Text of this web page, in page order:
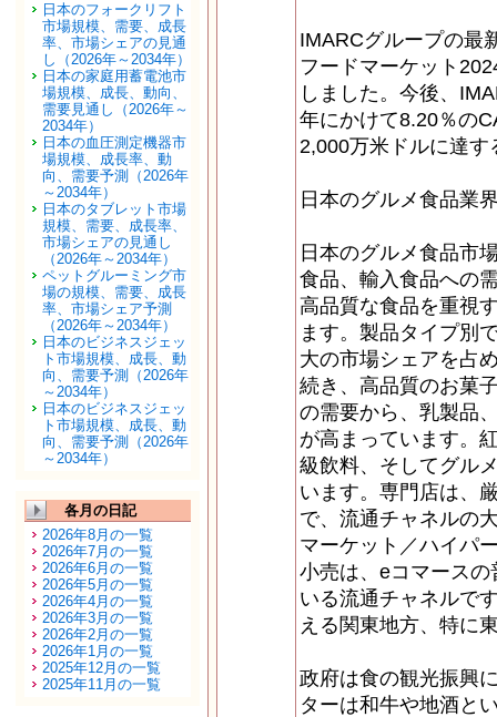
日本のフォークリフト
市場規模、需要、成長
率、市場シェアの見通
し（2026年～2034年）
日本の家庭用蓄電池市
場規模、成長、動向、
需要見通し（2026年～
2034年）
日本の血圧測定機器市
場規模、成長率、動
向、需要予測（2026年
～2034年）
日本のタブレット市場
規模、需要、成長率、
市場シェアの見通し
（2026年～2034年）
ペットグルーミング市
場の規模、需要、成長
率、市場シェア予測
（2026年～2034年）
日本のビジネスジェッ
ト市場規模、成長、動
向、需要予測（2026年
～2034年）
日本のビジネスジェッ
ト市場規模、成長、動
向、需要予測（2026年
～2034年）
各月の日記
2026年8月の一覧
2026年7月の一覧
2026年6月の一覧
2026年5月の一覧
2026年4月の一覧
2026年3月の一覧
2026年2月の一覧
2026年1月の一覧
2025年12月の一覧
2025年11月の一覧
IMARCグループの最
フードマーケット
しました。今後、
年にかけて8.20％の
2,000万米ドルに達
日本のグルメ食品業
日本のグルメ食品市
食品、輸入食品への
高品質な食品を重視
ます。製品タイプ別
大の市場シェアを占
続き、高品質のお菓
の需要から、乳製品
が高まっています。
級飲料、そしてグル
います。専門店は、
で、流通チャネルの
マーケット／ハイパ
小売は、eコマース
いる流通チャネルで
える関東地方、特に
政府は食の観光振興
ターは和牛や地酒と